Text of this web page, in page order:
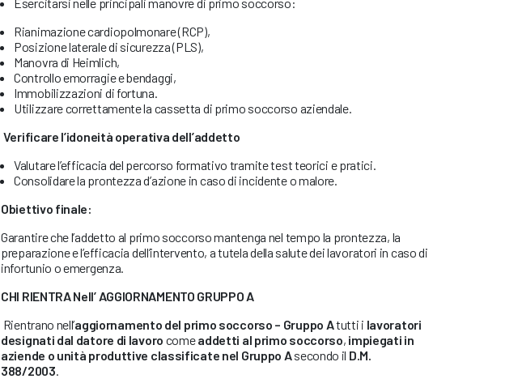
Rianimazione cardiopolmonare (RCP),
Posizione laterale di sicurezza (PLS),
Manovra di Heimlich,
Controllo emorragie e bendaggi,
Immobilizzazioni di fortuna.
Utilizzare correttamente la cassetta di primo soccorso aziendale.
Verificare l’idoneità operativa dell’addetto
Valutare l’efficacia del percorso formativo tramite test teorici e pratici.
Consolidare la prontezza d’azione in caso di incidente o malore.
Obiettivo finale:
Garantire che l’addetto al primo soccorso mantenga nel tempo la prontezza, la
preparazione e l’efficacia dell’intervento, a tutela della salute dei lavoratori in caso di
infortunio o emergenza.
CHI RIENTRA Nell’ AGGIORNAMENTO GRUPPO A
Rientrano nell’aggiornamento del primo soccorso – Gruppo Atutti i lavoratori
designati dal datore di lavoro comeaddetti al primo soccorso, impiegati in
aziende o unità produttive classificate nel Gruppo Asecondo il D.M.
388/2003